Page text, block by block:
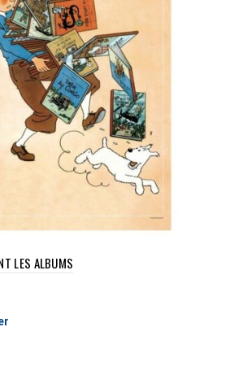
LES ALBUMS